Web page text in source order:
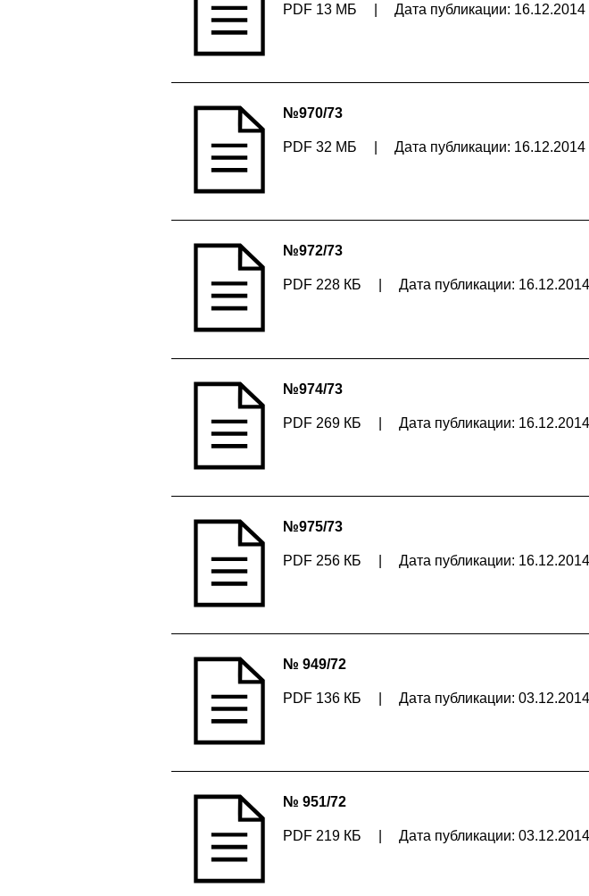
PDF 13 МБ Дата публикации: 16.12.2014
№970/73
PDF 32 МБ Дата публикации: 16.12.2014
№972/73
PDF 228 КБ Дата публикации: 16.12.2014
№974/73
PDF 269 КБ Дата публикации: 16.12.2014
№975/73
PDF 256 КБ Дата публикации: 16.12.2014
№ 949/72
PDF 136 КБ Дата публикации: 03.12.2014
№ 951/72
PDF 219 КБ Дата публикации: 03.12.2014